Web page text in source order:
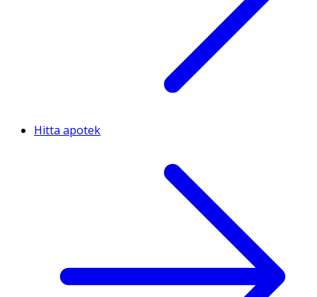
Hitta apotek